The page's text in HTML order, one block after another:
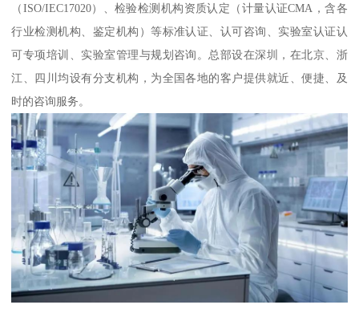
（ISO/IEC17020）、检验检测机构资质认定（计量认证CMA，含各
行业检测机构、鉴定机构）等标准认证、认可咨询、实验室认证认
可专项培训、实验室管理与规划咨询。总部设在深圳，在北京、浙
江、四川均设有分支机构，为全国各地的客户提供就近、便捷、及
时的咨询服务。